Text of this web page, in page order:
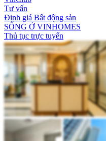
Tư vấn
Định giá Bất động sản
SỐNG Ở VINHOMES
Thủ tục trực tuyến